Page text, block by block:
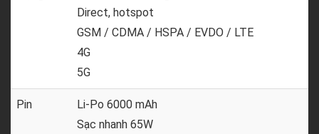
Direct, hotspot
GSM / CDMA / HSPA / EVDO / LTE
4G
5G
Pin
Li-Po 6000 mAh
Sạc nhanh 65W